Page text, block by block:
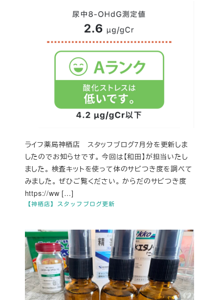
【神栖店】スタッフブログ更新
ライフ薬局神栖店 スタッフブログ7月分を更新しま
したのでお知らせです。 今回は【和田】が担当いたし
ました。 検査キットを使って体のサビつき度を調べて
みました。 ぜひご覧ください。 からだのサビつき度
https://ww […]